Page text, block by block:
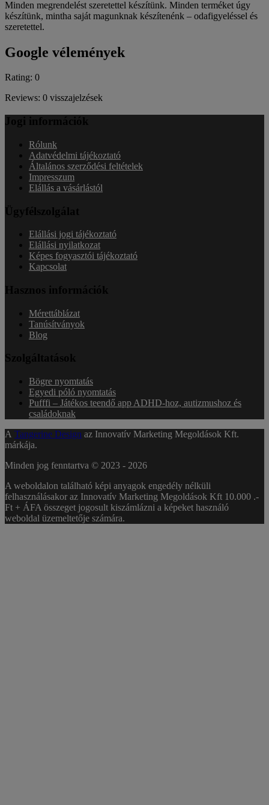
Minden megrendelést szeretettel készítünk. Minden terméket úgy
készítünk, mintha saját magunknak készítenénk – odafigyeléssel és
szeretettel.
Google vélemények
Rating: 0
Reviews: 0 visszajelzések
Jogi információk
Rólunk
Adatvédelmi tájékoztató
Általános szerződési feltételek
Impresszum
Elállás a vásárlástól
Ügyfélszolgálat
Elállási jogi tájékoztató
Elállási nyilatkozat
Képes fogyasztói tájékoztató
Kapcsolat
Hasznos információk
Mérettáblázat
Tanúsítványok
Blog
Szolgáltatások
Bögre nyomtatás
Egyedi póló nyomtatás
Pufffi – Játékos teendő app ADHD-hoz, autizmushoz és
családoknak
A Tangerine Design az Innovatív Marketing Megoldások Kft.
márkája.
Minden jog fenntartva © 2023 - 2026
A weboldalon található képi anyagok engedély nélküli
felhasználásakor az Innovatív Marketing Megoldások Kft 10.000 .-
Ft + ÁFA összeget jogosult kiszámlázni a képeket használó
weboldal üzemeltetője számára.